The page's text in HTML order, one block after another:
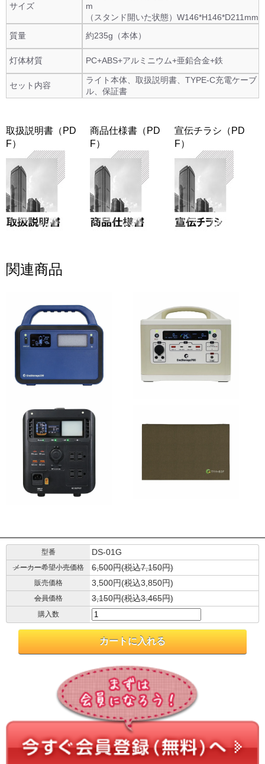
サイズ
m
（スタンド開いた状態）W146*H146*D211mm
質量
約235g（本体）
灯体材質 PC+ABS+アルミニウム+亜鉛合金+鉄
セット内容
ライト本体、取扱説明書、TYPE-C充電ケーブ
ル、保証書
取扱説明書（PD
F）
商品仕様書（PD
F）
宣伝チラシ（PD
F）
関連商品
型番 DS-01G
メーカー希望小売価格 6,500円(税込7,150円)
販売価格 3,500円(税込3,850円)
会員価格 3,150円(税込3,465円)
購入数